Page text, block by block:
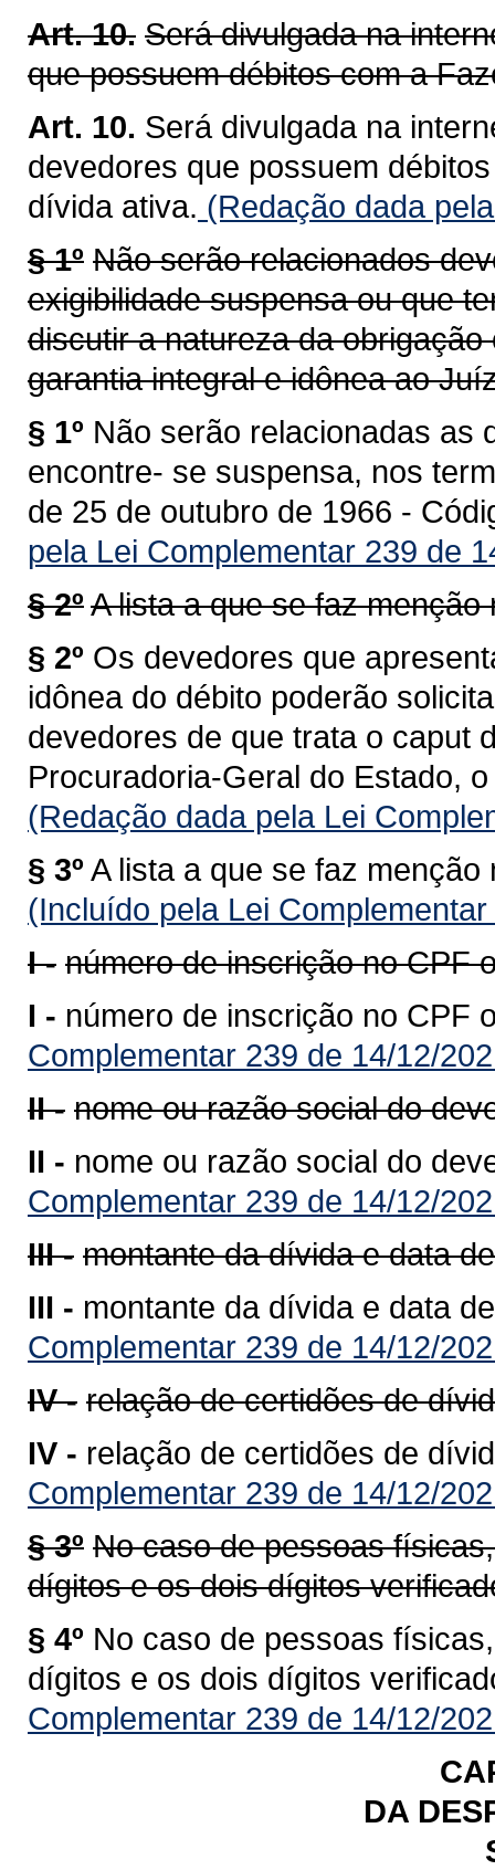
Art. 10. Será divulgada na
que possuem débitos com a
Art. 10. Será divulgada na
devedores que possuem
dívida ativa. (Redação dada
§ 1º Não serão relacionados
exigibilidade suspensa ou que
discutir a natureza da
garantia integral e idônea ao
§ 1º Não serão relacionadas as
encontre- se suspensa, nos
de 25 de outubro de 1966 -
pela Lei Complementar 239 de
§ 2ºA lista a que se faz
§ 2º Os devedores que
idônea do débito poderão
devedores de que trata o caput
Procuradoria-Geral do Estado,
(Redação dada pela Lei
§ 3º A lista a que se faz
(Incluído pela Lei
I - número de inscrição no CPF
I - número de inscrição no CPF
Complementar 239 de 14/12/
II - nome ou razão social do
II - nome ou razão social do
Complementar 239 de 14/12/
III - montante da dívida e data
III - montante da dívida e data
Complementar 239 de 14/12/
IV - relação de certidões de
IV - relação de certidões de
Complementar 239 de 14/12/
§ 3º No caso de pessoas
dígitos e os dois dígitos
§ 4º No caso de pessoas
dígitos e os dois dígitos
Complementar 239 de 14/12/
DA